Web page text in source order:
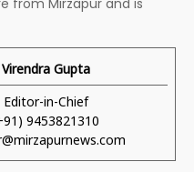
Virendra Gupta
Editor-in-Chief
9453821310